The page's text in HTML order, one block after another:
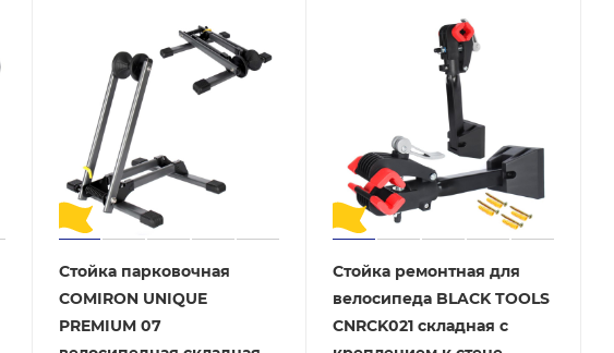
Стойка парковочная
COMIRON UNIQUE
PREMIUM 07
Стойка ремонтная для
велосипеда BLACK TOOLS
CNRCK021 складная с